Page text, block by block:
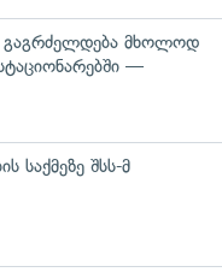
გაგრძელდება მხოლოდ
—
საქმეზე შსს-მ